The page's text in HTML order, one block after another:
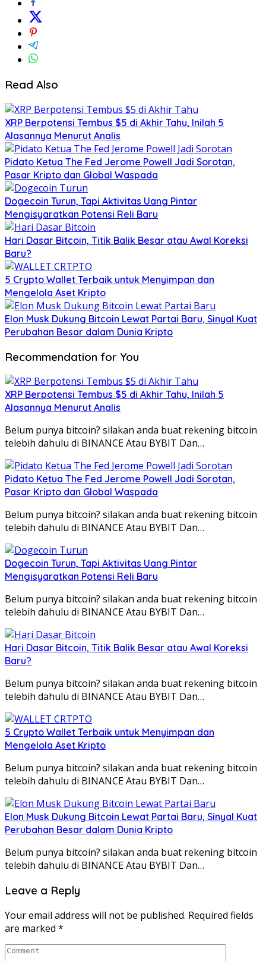
Read Also
XRP Berpotensi Tembus $5 di Akhir Tahu, Inilah 5
Alasannya Menurut Analis
Pidato Ketua The Fed Jerome Powell Jadi Sorotan,
Pasar Kripto dan Global Waspada
Dogecoin Turun, Tapi Aktivitas Uang Pintar
Mengisyaratkan Potensi Reli Baru
Hari Dasar Bitcoin, Titik Balik Besar atau Awal Koreksi
Baru?
5 Crypto Wallet Terbaik untuk Menyimpan dan
Mengelola Aset Kripto
Elon Musk Dukung Bitcoin Lewat Partai Baru, Sinyal Kuat
Perubahan Besar dalam Dunia Kripto
Recommendation for You
XRP Berpotensi Tembus $5 di Akhir Tahu, Inilah 5
Alasannya Menurut Analis
Belum punya bitcoin? silakan anda buat rekening bitcoin
telebih dahulu di BINANCE Atau BYBIT Dan…
Pidato Ketua The Fed Jerome Powell Jadi Sorotan,
Pasar Kripto dan Global Waspada
Belum punya bitcoin? silakan anda buat rekening bitcoin
telebih dahulu di BINANCE Atau BYBIT Dan…
Dogecoin Turun, Tapi Aktivitas Uang Pintar
Mengisyaratkan Potensi Reli Baru
Belum punya bitcoin? silakan anda buat rekening bitcoin
telebih dahulu di BINANCE Atau BYBIT Dan…
Hari Dasar Bitcoin, Titik Balik Besar atau Awal Koreksi
Baru?
Belum punya bitcoin? silakan anda buat rekening bitcoin
telebih dahulu di BINANCE Atau BYBIT Dan…
5 Crypto Wallet Terbaik untuk Menyimpan dan
Mengelola Aset Kripto
Belum punya bitcoin? silakan anda buat rekening bitcoin
telebih dahulu di BINANCE Atau BYBIT Dan…
Elon Musk Dukung Bitcoin Lewat Partai Baru, Sinyal Kuat
Perubahan Besar dalam Dunia Kripto
Belum punya bitcoin? silakan anda buat rekening bitcoin
telebih dahulu di BINANCE Atau BYBIT Dan…
Leave a Reply
Your email address will not be published. Required fields
are marked *